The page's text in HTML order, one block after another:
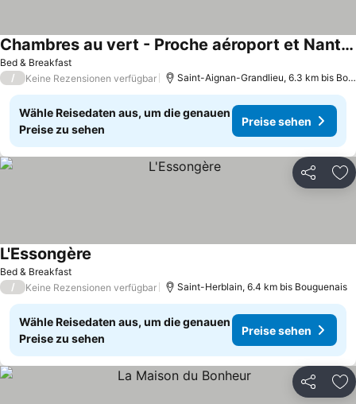
Bed & Breakfast
Chambres au vert - Proche aéroport et Nantes
/ Keine Rezensionen verfügbar Saint-Aignan-Grandlieu, 6.3 km bis Bouguenais
Wähle Reisedaten aus, um die genauen
Preise zu sehen
Preise sehen
Teilen
Bed & Breakfast
L'Essongère
/ Keine Rezensionen verfügbar Saint-Herblain, 6.4 km bis Bouguenais
Wähle Reisedaten aus, um die genauen
Preise zu sehen
Preise sehen
Teilen